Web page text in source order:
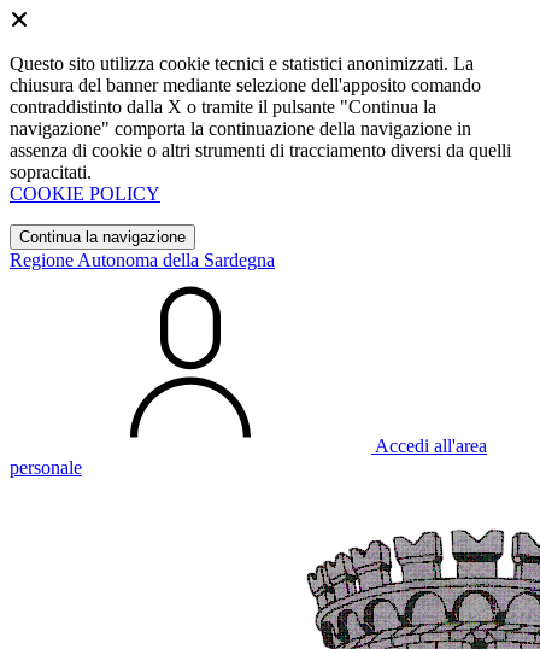
Questo sito utilizza cookie tecnici e statistici anonimizzati. La
chiusura del banner mediante selezione dell'apposito comando
contraddistinto dalla X o tramite il pulsante "Continua la
navigazione" comporta la continuazione della navigazione in
assenza di cookie o altri strumenti di tracciamento diversi da quelli
sopracitati.
COOKIE POLICY
Continua la navigazione
Regione Autonoma della Sardegna
Accedi all'area
personale